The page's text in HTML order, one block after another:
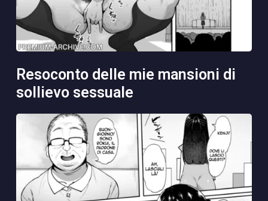
resoconto delle mie mansioni di
sollievo sessuale